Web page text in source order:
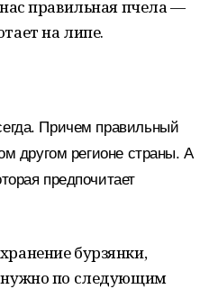
правильная пчела —
на липе.
Причем правильный
другом регионе страны. А
предпочитает
бурзянки,
нужно по следующим